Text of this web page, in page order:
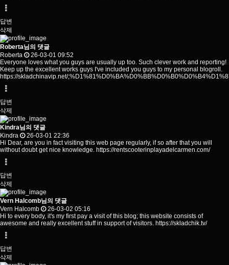
답변
삭제
Roberta님의 댓글
Roberta
26-03-01 09:52
Everyone loves what you guys are usually up too. Such clever work and reporting!
Keep up the excellent works guys I've included you guys to my personal blogroll.
https://skladchinavip.net/
답변
삭제
Kindra님의 댓글
Kindra
26-03-01 22:36
Hi Dear, are you in fact visiting this web page regularly, if so after that you will
without doubt get nice knowledge. https://rentscooterinplayadelcarmen.com/
답변
삭제
Vern Halcomb님의 댓글
Vern Halcomb
26-03-02 05:16
Hi to every body, it's my first pay a visit of this blog; this website consists of
awesome and really excellent stuff in support of visitors. https://skladchik.tv/
답변
삭제